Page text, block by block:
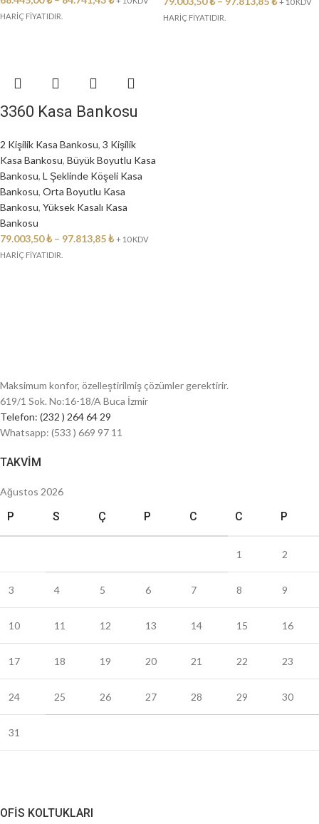
HARİÇ FİYATIDIR.
HARİÇ FİYATIDIR.
3360 Kasa Bankosu
2 Kişilik Kasa Bankosu, 3 Kişilik
Kasa Bankosu, Büyük Boyutlu Kasa
Bankosu, L Şeklinde Köşeli Kasa
Bankosu, Orta Boyutlu Kasa
Bankosu, Yüksek Kasalı Kasa
Bankosu
79.003,50₺ – 97.813,85₺ + 10 KDV
HARİÇ FİYATIDIR.
Maksimum konfor, özelleştirilmiş çözümler gerektirir.
619/1 Sok. No:16-18/A Buca İzmir
Telefon: (232 ) 264 64 29
Whatsapp: (533 ) 669 97 11
TAKVIM
Ağustos 2026
P S Ç P C C P
1 2
3 4 5 6 7 8 9
10 11 12 13 14 15 16
17 18 19 20 21 22 23
24 25 26 27 28 29 30
31
OFIS KOLTUKLARI